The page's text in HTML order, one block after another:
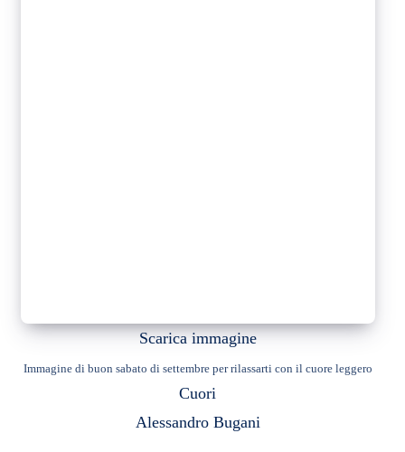
Scarica immagine
Immagine di buon sabato di settembre per rilassarti con il cuore leggero
Cuori
Alessandro Bugani